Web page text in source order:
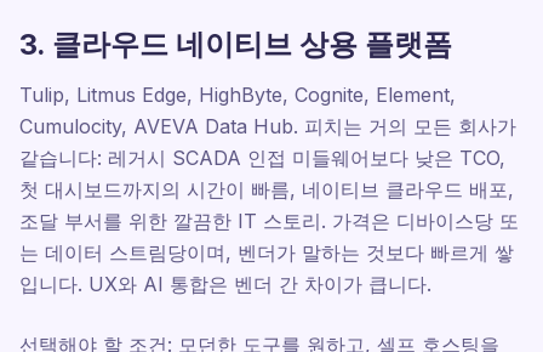
3. 클라우드 네이티브 상용 플랫폼
Tulip, Litmus Edge, HighByte, Cognite, Element,
Cumulocity, AVEVA Data Hub. 피치는 거의 모든 회사가
같습니다: 레거시 SCADA 인접 미들웨어보다 낮은 TCO,
첫 대시보드까지의 시간이 빠름, 네이티브 클라우드 배포,
조달 부서를 위한 깔끔한 IT 스토리. 가격은 디바이스당 또
는 데이터 스트림당이며, 벤더가 말하는 것보다 빠르게 쌓
입니다. UX와 AI 통합은 벤더 간 차이가 큽니다.
선택해야 할 조건: 모던한 도구를 원하고, 셀프 호스팅을